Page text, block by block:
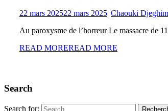
22 mars 202522 mars 2025| Chaouki Djeghim
Au paroxysme de l’horreur Le massacre de
READ MOREREAD MORE
Search
Search for: